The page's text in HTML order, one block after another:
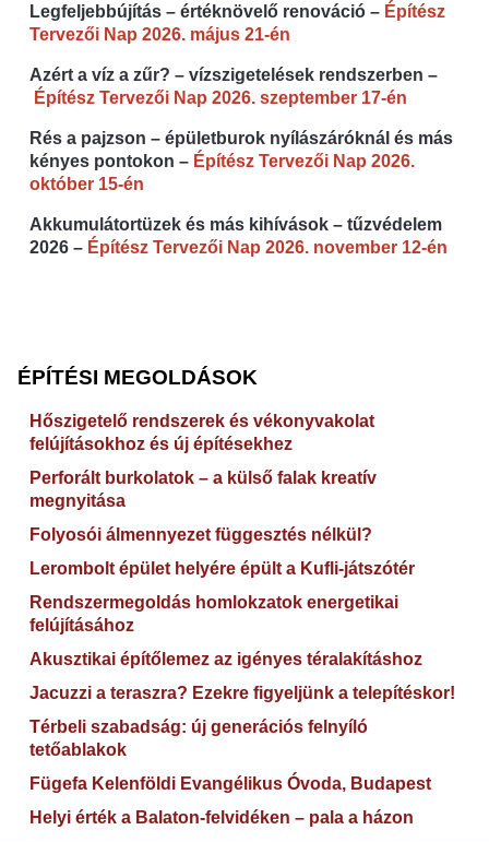
Legfeljebbújítás – értéknövelő renováció – Építész
Tervezői Nap 2026. május 21-én
Azért a víz a zűr? – vízszigetelések rendszerben –
Építész Tervezői Nap 2026. szeptember 17-én
Rés a pajzson – épületburok nyílászáróknál és más
kényes pontokon – Építész Tervezői Nap 2026.
október 15-én
Akkumulátortüzek és más kihívások – tűzvédelem
2026 – Építész Tervezői Nap 2026. november 12-én
ÉPÍTÉSI MEGOLDÁSOK
Hőszigetelő rendszerek és vékonyvakolat
felújításokhoz és új építésekhez
Perforált burkolatok – a külső falak kreatív
megnyitása
Folyosói álmennyezet függesztés nélkül?
Lerombolt épület helyére épült a Kufli-játszótér
Rendszermegoldás homlokzatok energetikai
felújításához
Akusztikai építőlemez az igényes téralakításhoz
Jacuzzi a teraszra? Ezekre figyeljünk a telepítéskor!
Térbeli szabadság: új generációs felnyíló
tetőablakok
Fügefa Kelenföldi Evangélikus Óvoda, Budapest
Helyi érték a Balaton-felvidéken – pala a házon